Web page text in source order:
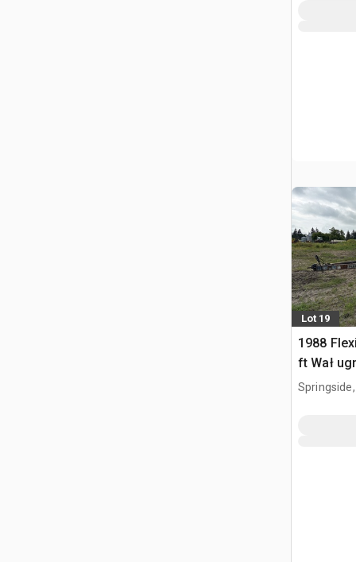
Lot 19
1988
ft Wał
Springside,